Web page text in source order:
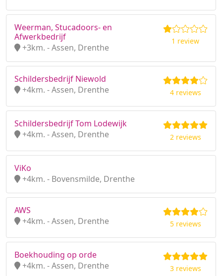
Weerman, Stucadoors- en
Afwerkbedrijf
+3km. - Assen, Drenthe
1 review
Schildersbedrijf Niewold
+4km. - Assen, Drenthe
4 reviews
Schildersbedrijf Tom Lodewijk
+4km. - Assen, Drenthe
2 reviews
ViKo
+4km. - Bovensmilde, Drenthe
AWS
+4km. - Assen, Drenthe
5 reviews
Boekhouding op orde
+4km. - Assen, Drenthe
3 reviews